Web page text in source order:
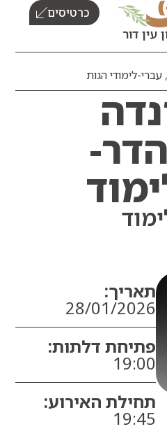
כרטיסים
הגות
28/01/
דלתות:
האירוע: